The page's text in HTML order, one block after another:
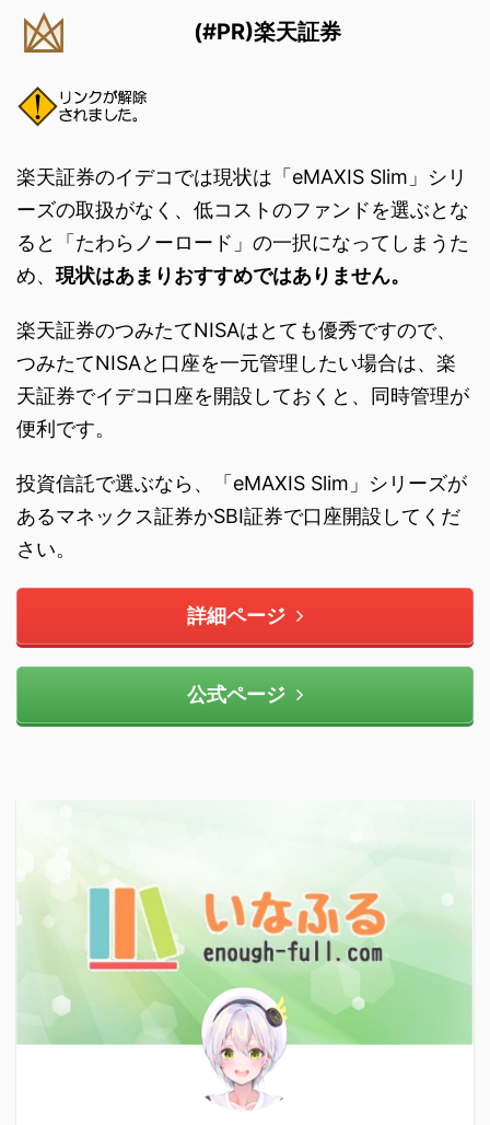
(#PR)楽天証券
楽天証券のイデコでは現状は「eMAXIS Slim」シリ
ーズの取扱がなく、低コストのファンドを選ぶとな
ると「たわらノーロード」の一択になってしまうた
め、 現状はあまりおすすめではありません。
楽天証券のつみたてNISAはとても優秀ですので、
つみたてNISAと口座を一元管理したい場合は、楽
天証券でイデコ口座を開設しておくと、同時管理が
便利です。
投資信託で選ぶなら、「eMAXIS Slim」シリーズが
あるマネックス証券かSBI証券で口座開設してくだ
さい。
詳細ページ
公式ページ